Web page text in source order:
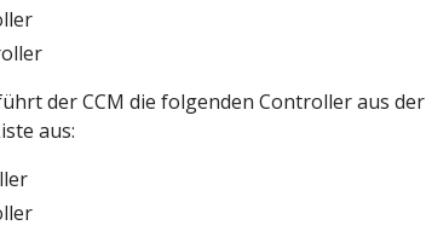
der CCM die folgenden Controller aus der
aus: